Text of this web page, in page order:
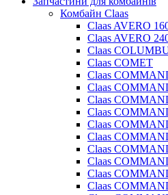
Комбайн Claas
Claas AVERO
Claas AVERO
Claas
Claas COMET
Claas
Claas
Claas
Claas
Claas
Claas
Claas
Claas
Claas
Claas